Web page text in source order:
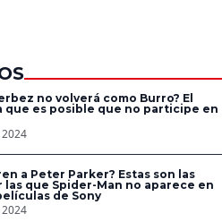
no volverá como Burro? El
que es posible que no participe en
a Peter Parker? Estas son las
las que Spider-Man no aparece en
de Sony